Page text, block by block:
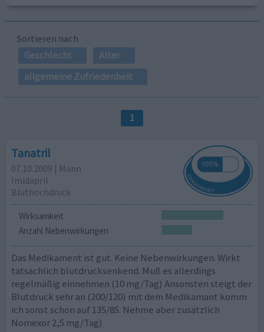
Sortieren nach
Geschlecht
Alter
allgemeine Zufriedenheit
1
Tanatril
07.10.2009 | Mann
Imidapril
Bluthochdruck
Wirksamkeit
Anzahl Nebenwirkungen
Das Medikament ist gut. Keine Nebenwirkungen. Wirkt
tatsächlich blutdrucksenkend. Muß es allerdings
regelmäßig einnehmen (10 mg/Tag) Ansonsten steigt der
Blutdruck sehr an (200/120) mit dem Medikamant komm
ich sonst schon auf 135/85. Nehme aber zusätzlich
Nomexor 2,5 mg/Tag)